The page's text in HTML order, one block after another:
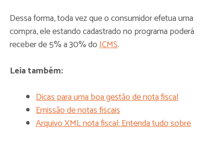
Dessa forma, toda vez que o consumidor efetua uma
compra, ele estando cadastrado no programa poderá
receber de 5% a 30% doICMS.
Leia também:
Dicas para uma boa gestão de nota fiscal
Emissão de notas fiscais
Arquivo XML nota fiscal: Entenda tudo sobre